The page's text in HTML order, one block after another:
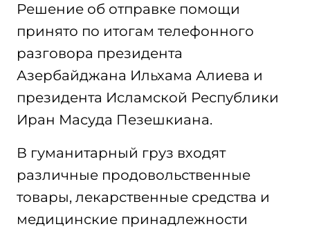
Решение об отправке помощи
принято по итогам телефонного
разговора президента
Азербайджана Ильхама Алиева и
президента Исламской Республики
Иран Масуда Пезешкиана.
В гуманитарный груз входят
различные продовольственные
товары, лекарственные средства и
медицинские принадлежности